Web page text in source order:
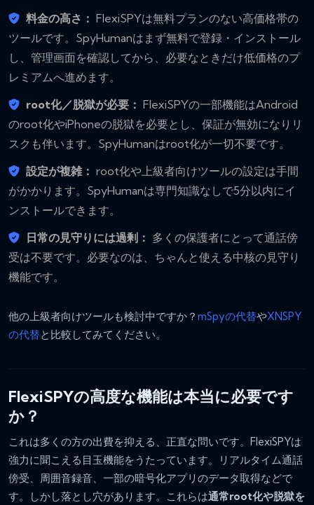
料金の高さ： FlexiSPYは無料プランのない高価格帯の
ツールです。SpyHumanはまず無料で登録・インストール
し、管理画面を確認してから、必要なときだけ低価格のプ
レミアムへ進めます。
root化／脱獄が必要： FlexiSPYの一部機能はAndroid
のroot化やiPhoneの脱獄を必要とし、保証が無効になりリ
スクも伴います。SpyHumanはroot化が一切不要です。
設定が複雑： root化や上級者向けツールの設定は手間
がかかります。SpyHumanは専門知識なしで5分以内にイ
ンストールできます。
日常の見守りには過剰： 多くの保護者にとって通話傍
受は不要です。必要なのは、ちゃんと使える中核の見守り
機能です。
他の上級者向けツールも検討中ですか？ mSpyの代替やXNSPY
の代替と比較してみてください。
FlexiSPYの高度な機能は本当に必要です
か？
これは多くの方の出費を抑える、正直な問いです。FlexiSPYは
強力に聞こえる目玉機能をうたっています。リアルタイム通話
傍受、周囲音録音、一部の暗号化アプリのデータ取得などで
す。しかし落とし穴があります。これらは通常root化や脱獄を